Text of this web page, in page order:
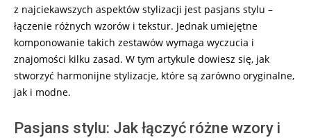
z najciekawszych aspektów stylizacji jest pasjans stylu –
łączenie różnych wzorów i tekstur. Jednak umiejętne
komponowanie takich zestawów wymaga wyczucia i
znajomości kilku zasad. W tym artykule dowiesz się, jak
stworzyć harmonijne stylizacje, które są zarówno oryginalne,
jak i modne.
Pasjans stylu: Jak łączyć różne wzory i